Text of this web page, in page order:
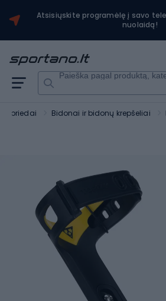
Atsisiųskite programėlę į savo
nuolaidą!
Paieška pagal produktą,
priedai Bidonai ir bidonų krepšeliai